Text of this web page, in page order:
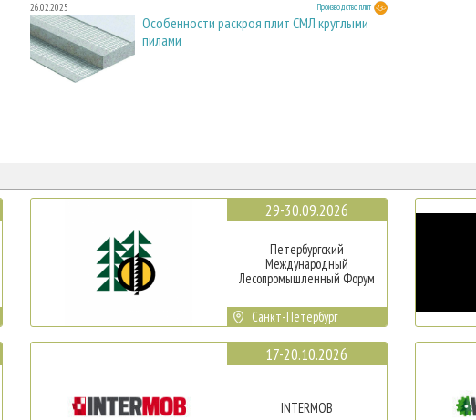
26.02.2025 Производство плит
Особенности раскроя плит СМЛ круглыми
пилами
29-30.09.2026
Петербургский
Международный
Лесопромышленный Форум
Санкт-Петербург
17-20.10.2026
INTERMOB